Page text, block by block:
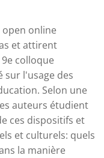
open online
et attirent
colloque
sur l'usage des
Selon une
auteurs étudient
ces dispositifs et
et culturels: quels
la manière